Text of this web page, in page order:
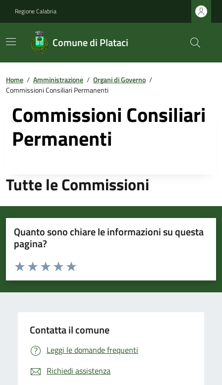
Regione Calabria
Comune di Plataci
Home / Amministrazione / Organi di Governo /
Commissioni Consiliari Permanenti
Commissioni Consiliari
Permanenti
Tutte le Commissioni
Quanto sono chiare le informazioni su questa
pagina?
Valuta da 1 a 5 stelle la pagina
Valuta 5 stelle su 5
Valuta 4 stelle su 5
Valuta 3 stelle su 5
Valuta 2 stelle su 5
Valuta 1 stelle su 5
Contatta il comune
Leggi le domande frequenti
Richiedi assistenza